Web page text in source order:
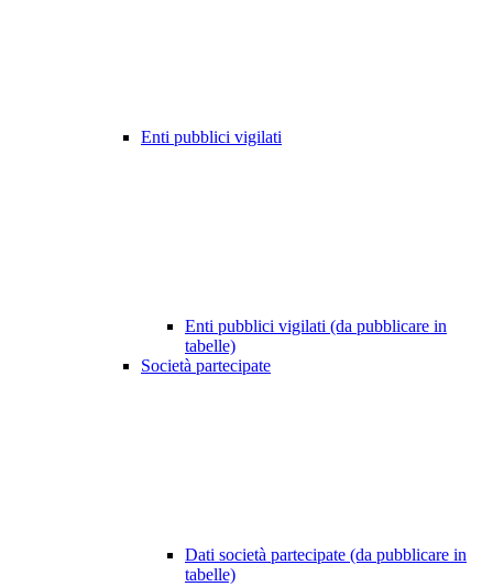
Enti pubblici vigilati
Enti pubblici vigilati (da pubblicare in
tabelle)
Società partecipate
Dati società partecipate (da pubblicare in
tabelle)